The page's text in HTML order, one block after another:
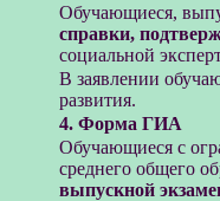
Обучающиеся,
справки,
социальной
В заявлении
развития.
4. Форма ГИА
Обучающиеся с
среднего общего
выпускной